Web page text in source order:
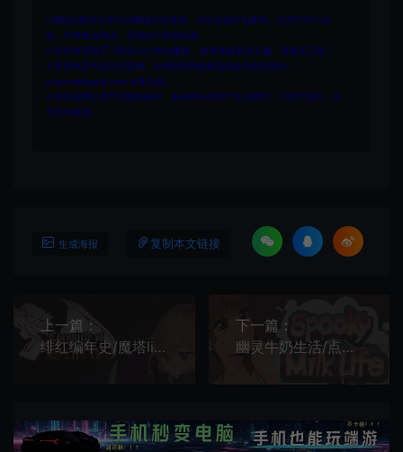
1.网站内所有文件均为网络共享资源，本站仅做打包整理。仅用于学习交
流，严禁商业用途，否则自行承担后果。
2.所有资源请于下载后24小时内删除。如需体验更多乐趣，请购买正版！
3.所有内容均来自互联网。如侵犯您的版权或利益请发送邮件：
cvformat#gmail.com (#换为@)
4.本站收费仅用于资源的保存、备份和分享所产生的费用，不用于盈利，亦
无任何盈利。
生成海报 复制本文链接
上一篇：
绯红编年史/魔塔like闯关RPG游戏 Chronicle of Scarlet 下载
下一篇：
幽灵牛奶生活/点击式冒险游戏 Spooky Milk Life 下载